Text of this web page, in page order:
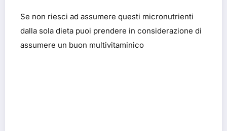
Se non riesci ad assumere questi micronutrienti
dalla sola dieta puoi prendere in considerazione di
assumere un buon multivitaminico